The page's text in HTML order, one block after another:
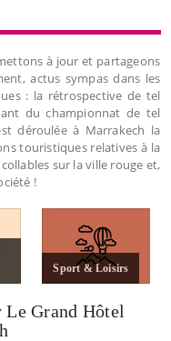
à jour et partageons
actus sympas dans les
: la rétrospective de tel
du championnat de tel
déroulée à Marrakech la
touristiques relatives à la
sur la ville rouge et,
!
Sport & Loisirs
Le Grand Hôtel